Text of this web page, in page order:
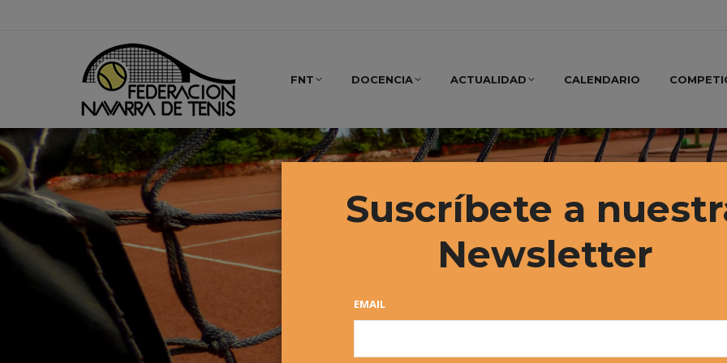
FNT DOCENCIA ACTUALIDAD CALENDARIO
Suscríbete a
Newsletter
EMAIL